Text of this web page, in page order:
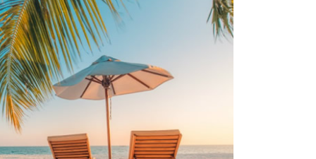
Top 3 tradicionalna grčka jela
koja morate probati
Pravilna nega kose za jaču
kosu
Da li je ljubomora u vezi dokaz
ljubavi?